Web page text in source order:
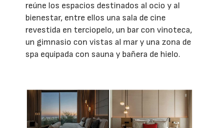
reúne los espacios destinados al ocio y al
bienestar, entre ellos una sala de cine
revestida en terciopelo, un bar con vinoteca,
un gimnasio con vistas al mar y una zona de
spa equipada con sauna y bañera de hielo.